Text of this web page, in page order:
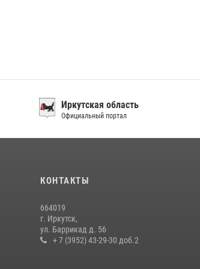
Иркутская область
Официальный портал
КОНТАКТЫ
664019
г. Иркутск,
ул. Баррикад д. 56
+ 7 (3952) 43-29-30 доб.2